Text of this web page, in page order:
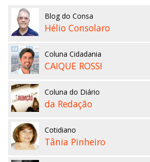
Blog do Consa
Hélio Consolaro
Coluna Cidadania
CAIQUE ROSSI
Coluna do Diário
da Redação
Cotidiano
Tânia Pinheiro